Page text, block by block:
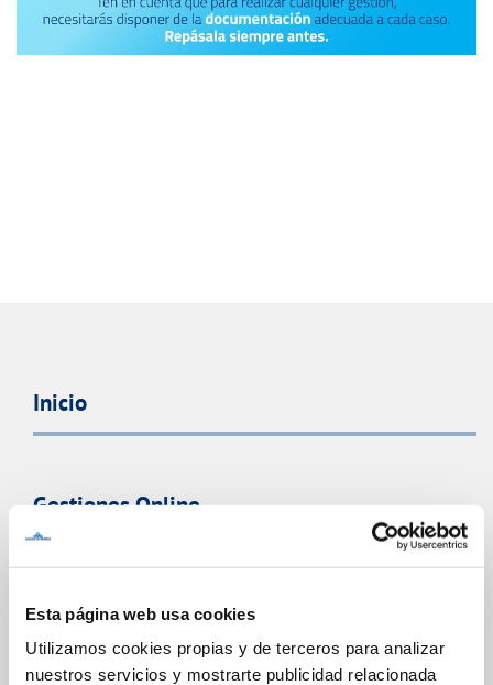
Esta página web usa cookies
Utilizamos cookies propias y de terceros para analizar
nuestros servicios y mostrarte publicidad relacionada
Inicio
Gestiones Online
CONTRATOS
MODIFICACIÓN DE DATOS